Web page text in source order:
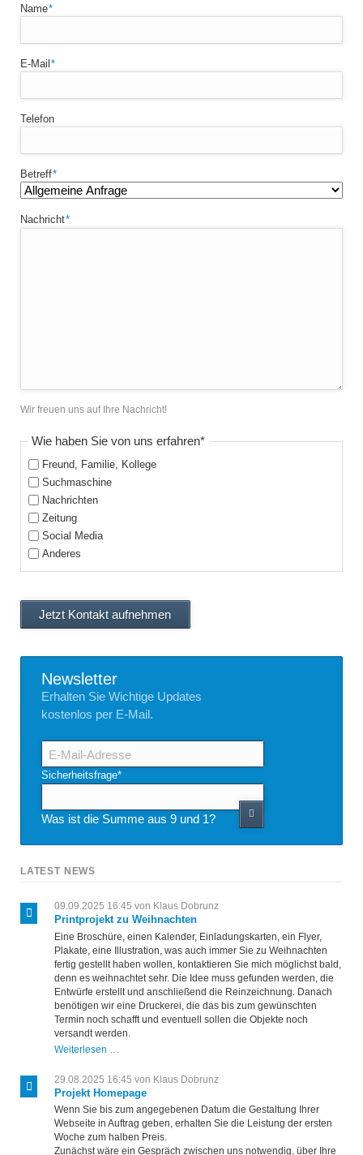
Pflichtfeld
Name*
Pflichtfeld
E-Mail*
Telefon
Pflichtfeld
Betreff*
Pflichtfeld
Nachricht*
Wir freuen uns auf Ihre Nachricht!
Pflichtfeld
Wie haben Sie von uns erfahren*
Freund, Familie, Kollege
Suchmaschine
Nachrichten
Zeitung
Social Media
Anderes
Jetzt Kontakt aufnehmen
Newsletter
Erhalten Sie Wichtige Updates
kostenlos per E-Mail.
E-
Mail-
Adresse
Pflichtfeld
Sicherheitsfrage*
Was ist die Summe aus 9 und 1?
LATEST NEWS
09.09.2025 16:45 von Klaus Dobrunz
Printprojekt zu Weihnachten
Eine Broschüre, einen Kalender, Einladungskarten, ein Flyer,
Plakate, eine Illustration, was auch immer Sie zu Weihnachten
fertig gestellt haben wollen, kontaktieren Sie mich möglichst bald,
denn es weihnachtet sehr. Die Idee muss gefunden werden, die
Entwürfe erstellt und anschließend die Reinzeichnung. Danach
benötigen wir eine Druckerei, die das bis zum gewünschten
Termin noch schafft und eventuell sollen die Objekte noch
versandt werden.
Weiterlesen …
Weihnachten
29.08.2025 16:45 von Klaus Dobrunz
Projekt Homepage
Wenn Sie bis zum angegebenen Datum die Gestaltung Ihrer
Webseite in Auftrag geben, erhalten Sie die Leistung der ersten
Woche zum halben Preis.
Zunächst wäre ein Gespräch zwischen uns notwendig, über Ihre